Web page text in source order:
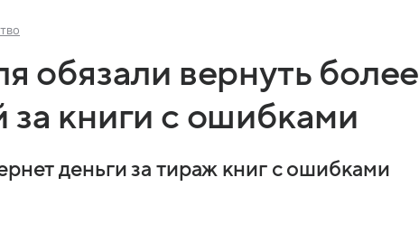
обязали вернуть более
книги с ошибками
деньги за тираж книг с ошибками